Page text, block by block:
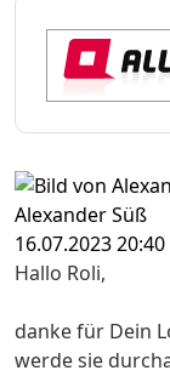
Alexander Süß
16.07.2023
Hallo Roli,
danke für Dein
werde sie